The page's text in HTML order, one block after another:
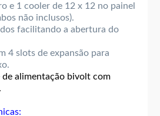
e 1 cooler de 12 x 12 no painel
não inclusos).
facilitando a abertura do
4 slots de expansão para
alimentação bivolt com